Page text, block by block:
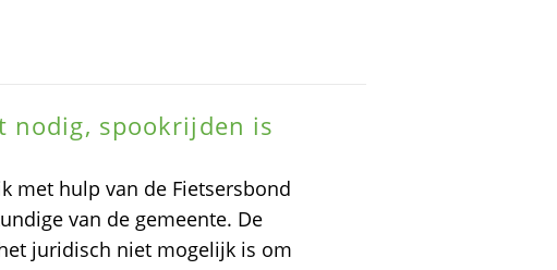
nodig, spookrijden is
met hulp van de Fietsersbond
van de gemeente. De
juridisch niet mogelijk is om